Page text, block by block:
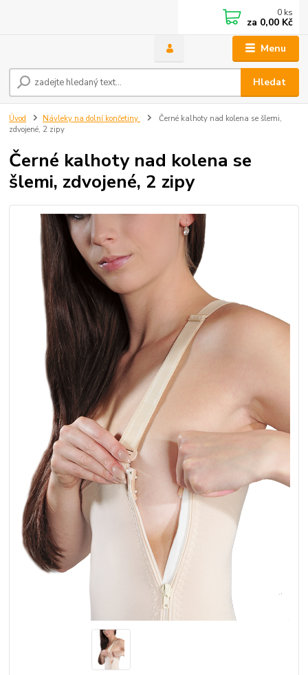
Menu
Hledat
0 ks
za 0,00 Kč
Úvod Návleky na dolní končetiny
Černé kalhoty nad kolena se šlemi,
zdvojené, 2 zipy
Černé kalhoty nad kolena se
šlemi, zdvojené, 2 zipy